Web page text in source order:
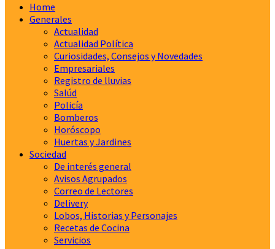
Home
Generales
Actualidad
Actualidad Política
Curiosidades, Consejos y Novedades
Empresariales
Registro de lluvias
Salúd
Policía
Bomberos
Horóscopo
Huertas y Jardines
Sociedad
De interés general
Avisos Agrupados
Correo de Lectores
Delivery
Lobos, Historias y Personajes
Recetas de Cocina
Servicios